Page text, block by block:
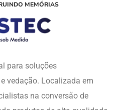
MEMÓRIAS
para soluções
vedação. Localizada em
na conversão de